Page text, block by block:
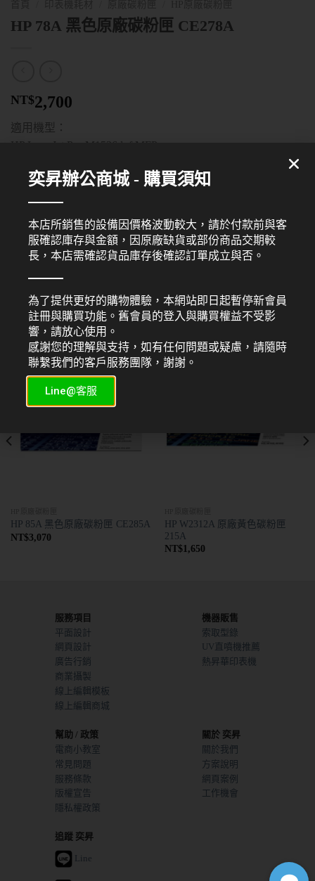
HP 78A 黑色原廠碳粉匣 CE278A
NT$2,700
適用機型：
HP LaserJet Pro P1566
分類:HP原廠碳粉匣
相關商品
HP 85A 黑色原廠碳粉匣 CE285A
NT$3,070
HP W2312A 原廠黃色碳粉匣
215A
NT$1,650
服務項目
平面設計
網頁設計
廣告行銷
商業攝製
線上編輯模板
線上編輯商城
機器販售
索取型錄
UV直噴機推薦
熱昇華印表機
幫助 / 政策
電商小教室
常見問題
服務條款
版權宣告
隱私權政策
關於 奕昇
關於我們
方案說明
網頁案例
工作機會
追蹤 奕昇
Line
奕昇辦公商城 - 購買須知
本店所銷售的設備因價格波動較大，請於付款前與客
服確認庫存與金額，因原廠缺貨或部份商品交期較
長，本店需確認貨品庫存後確認訂單成立與否。
為了提供更好的購物體驗，本網站即日起暫停新會員
註冊與購買功能。舊會員的登入與購買權益不受影
響，請放心使用。
感謝您的理解與支持，如有任何問題或疑慮，請隨時
聯繫我們的客戶服務團隊，謝謝。
Line@客服